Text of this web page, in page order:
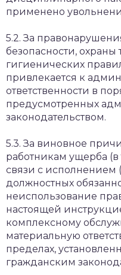
применено
5.2. За
безопасности, охраны
гигиенических
привлекается к
ответственности в
предусмотренных
законодательством.
5.3. За виновное
работникам ущерба
связи с исполнением
должностных
неиспользование
настоящей
комплексному
материальную
пределах,
гражданским